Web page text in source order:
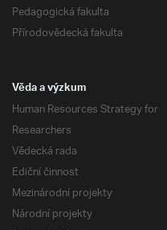
Pedagogická fakulta
Přírodovědecká fakulta
Věda a výzkum
Human Resources Strategy for
Researchers
Vědecká rada
Ediční činnost
Mezinárodní projekty
Národní projekty